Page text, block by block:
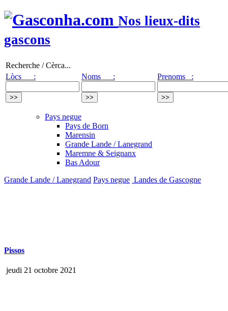
Nos lieux-dits
gascons
Recherche / Cèrca...
Lòcs :
Noms : Prenoms :
Pays negue
Pays de Born
Marensin
Grande Lande / Lanegrand
Maremne & Seignanx
Bas Adour
Grande Lande / Lanegrand Pays negue Landes de Gascogne
Pissos
jeudi 21 octobre 2021